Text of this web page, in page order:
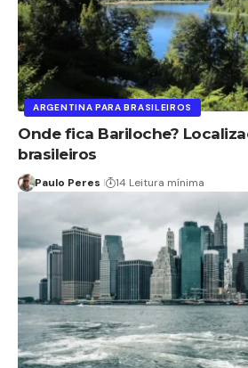
ARGENTINA PARA BRASILEIROS
Onde fica Bariloche?
brasileiros
Paulo Peres 14 Leitura mínima